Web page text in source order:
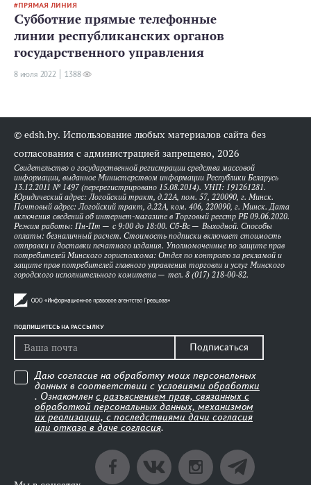
ПРЯМАЯ ЛИНИЯ
Субботние прямые телефонные
линии республиканских органов
государственного управления
8 июля 2022 1388
© edsh.by. Использование любых материалов сайта без
согласования с администрацией запрещено, 2026
Свидетельство о государственной регистрации средства массовой
информации, выданное Министерством информации Республики Беларусь
13.12.2011 № 1497 (перерегистрировано 15.08.2014). УНП: 191261281.
Юридический адрес: Логойский тракт, д.22А, пом. 57, 220090, г. Минск.
Почтовый адрес: Логойский тракт, д.22А, ком. 406, 220090, г. Минск. Дата
включения сведений об интернет-магазине в Торговый реестр РБ 09.06.2020.
Режим работы: Пн-Пт — с 9:00 до 18:00. Сб-Вс — Выходной. Способы
оплаты: безналичный расчет. Стоимость подписки включает стоимость
отправки и доставки печатного издания. Уполномоченные по защите прав
потребителей Минского горисполкома: Отдел по контролю за рекламой и
защите прав потребителей главного управления торговли и услуг Минского
городского исполнительного комитета — тел. 8 (017) 218-00-82.
ПОДПИШИТЕСЬ НА РАССЫЛКУ
Подписаться
Даю согласие на обработку моих персональных
данных в соответствии с условиями обработки
. Ознакомлен с разъяснением прав, связанных с
обработкой персональных данных, механизмом
их реализации, с последствиями дачи согласия
или отказа в даче согласия.